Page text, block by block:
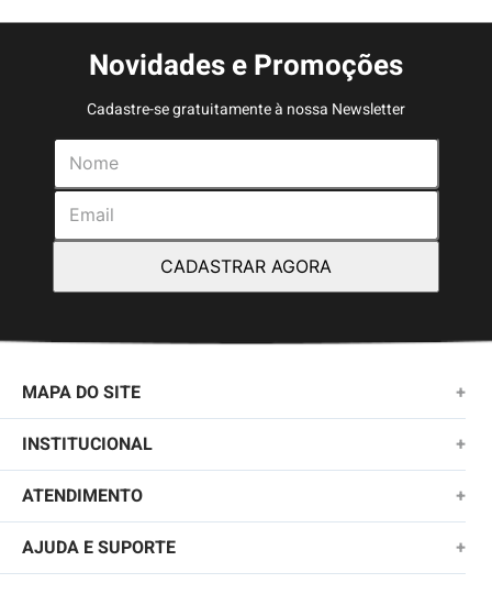
Novidades e Promoções
Cadastre-se gratuitamente à nossa Newsletter
CADASTRAR AGORA
MAPA DO SITE +
NOVIDADES
MASCULINO
KIDS
FEMININO
INSTITUCIONAL +
SOBRE NÓS
TROCAS E DEVOLUÇÕES
POLÍTICA DE ENTREGA
ATENDIMENTO +
(11)2010-1028
AJUDA E SUPORTE +